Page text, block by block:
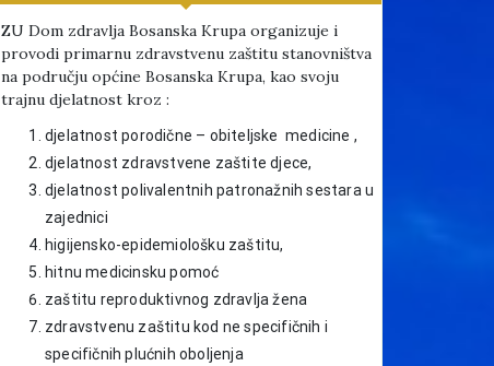
ZU Dom zdravlja Bosanska Krupa organizuje i
provodi primarnu zdravstvenu zaštitu stanovništva
na području općine Bosanska Krupa, kao svoju
trajnu djelatnost kroz :
djelatnost porodične – obiteljske medicine ,
djelatnost zdravstvene zaštite djece,
djelatnost polivalentnih patronažnih sestara u
zajednici
higijensko-epidemiološku zaštitu,
hitnu medicinsku pomoć
zaštitu reproduktivnog zdravlja žena
zdravstvenu zaštitu kod ne specifičnih i
specifičnih plućnih oboljenja